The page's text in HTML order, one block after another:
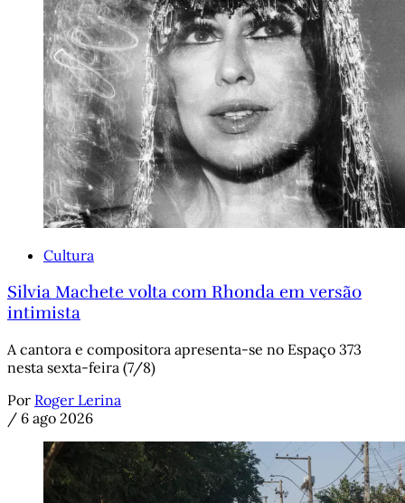
Cultura
Silvia Machete volta com Rhonda em versão
intimista
A cantora e compositora apresenta-se no Espaço 373
nesta sexta-feira (7/8)
Por Roger Lerina
/ 6 ago 2026